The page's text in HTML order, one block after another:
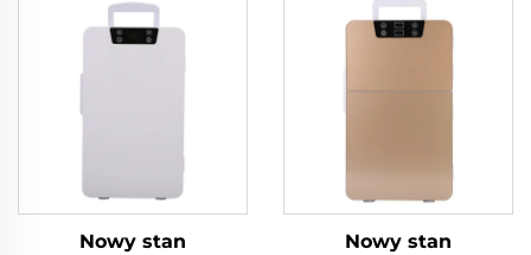
Przenośna 12 Volt 25L
Lodówka Zamrażarka
kempingowa
podróżna piknikowa
podwójnego
chłodziarka box 35L
Nowy stan
Nowy stan